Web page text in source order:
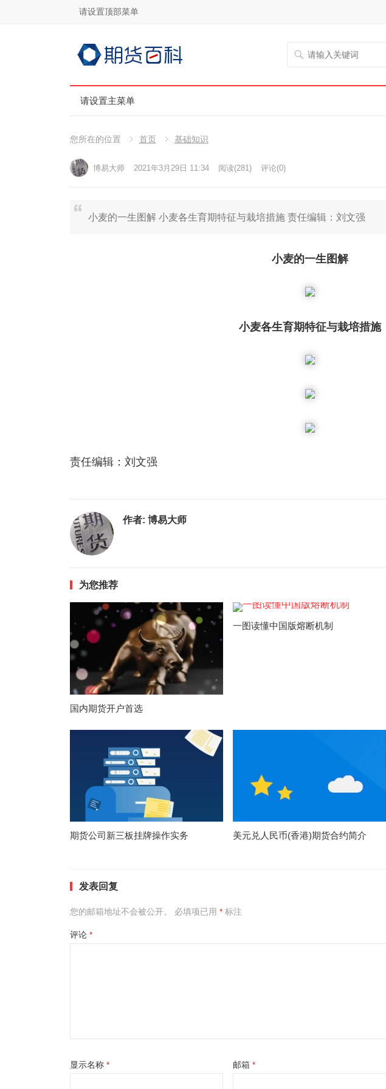
请设置顶部菜单
请设置主菜单
您所在的位置 首页 基础知识
博易大师 2021年3月29日 11:34 阅读(281) 评论(0)
小麦的一生图解 小麦各生育期特征与栽培措施 责任编辑：刘文强
小麦的一生图解
小麦各生育期特征与栽培措施
责任编辑：刘文强
作者: 博易大师
为您推荐
国内期货开户首选
一图读懂中国版熔断机制
期货公司新三板挂牌操作实务 美元兑人民币(香港)期货合约简介
发表回复
您的邮箱地址不会被公开。 必填项已用 *标注
评论 *
显示名称 * 邮箱*